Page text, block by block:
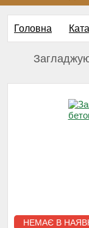
Головна
НЕМАЄ В